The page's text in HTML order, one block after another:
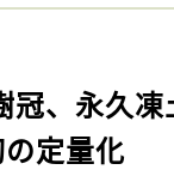
冠、永久
定量化